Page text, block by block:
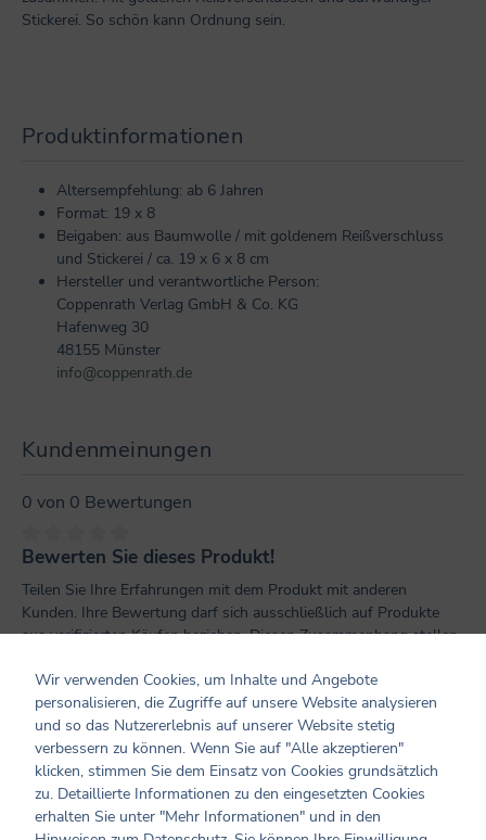
Stickerei. So schön kann Ordnung sein.
Produktinformationen
Altersempfehlung: ab 6 Jahren
Format: 19 x 8
Beigaben: aus Baumwolle / mit goldenem Reißverschluss
und Stickerei / ca. 19 x 6 x 8 cm
Hersteller und verantwortliche Person:
Coppenrath Verlag GmbH & Co. KG
Hafenweg 30
48155 Münster
info@coppenrath.de
Kundenmeinungen
0 von 0 Bewertungen
Durchschnittliche Bewertung von 0 von 5 Sternen
Bewerten Sie dieses Produkt!
Teilen Sie Ihre Erfahrungen mit dem Produkt mit anderen
Kunden. Ihre Bewertung darf sich ausschließlich auf Produkte
aus verifizierten Käufen beziehen. Diesen Zusammenhang stellen
Kundenkonto möglich sind.
Bewertung schreiben
Bewertungen nur in der aktuellen Sprache anzeigen.
Wir verwenden Cookies, um Inhalte und Angebote
personalisieren, die Zugriffe auf unsere Website analysieren
und so das Nutzererlebnis auf unserer Website stetig
verbessern zu können. Wenn Sie auf "Alle akzeptieren"
klicken, stimmen Sie dem Einsatz von Cookies grundsätzlich
zu. Detaillierte Informationen zu den eingesetzten Cookies
erhalten Sie unter "Mehr Informationen" und in den